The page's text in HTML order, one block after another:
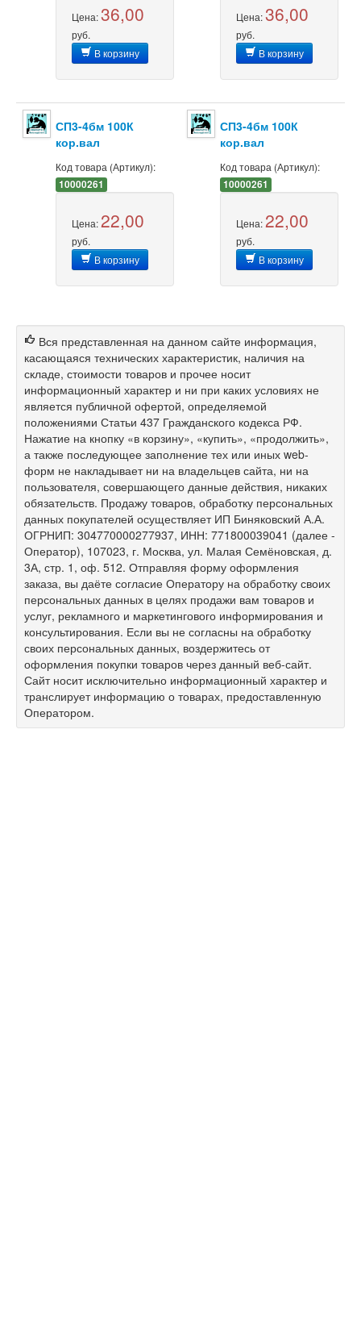
Цена:36,00
руб.
В корзину
Цена:36,00
руб.
В корзину
СП3-4бм 100К
кор.вал
Код товара (Артикул):
10000261
Цена: 22,00
руб.
В корзину
СП3-4бм 100К
кор.вал
Код товара (Артикул):
10000261
Цена: 22,00
руб.
В корзину
Вся представленная на данном сайте информация,
касающаяся технических характеристик, наличия на
складе, стоимости товаров и прочее носит
информационный характер и ни при каких условиях не
является публичной офертой, определяемой
положениями Статьи 437 Гражданского кодекса РФ.
Нажатие на кнопку «в корзину», «купить», «продолжить»,
а также последующее заполнение тех или иных web-
форм не накладывает ни на владельцев сайта, ни на
пользователя, совершающего данные действия, никаких
обязательств. Продажу товаров, обработку персональных
данных покупателей осуществляет ИП Биняковский А.А.
ОГРНИП: 304770000277937, ИНН: 771800039041 (далее -
Оператор), 107023, г. Москва, ул. Малая Семёновская, д.
3А, стр. 1, оф. 512. Отправляя форму оформления
заказа, вы даёте согласие Оператору на обработку своих
персональных данных в целях продажи вам товаров и
услуг, рекламного и маркетингового информирования и
консультирования. Если вы не согласны на обработку
своих персональных данных, воздержитесь от
оформления покупки товаров через данный веб-сайт.
Сайт носит исключительно информационный характер и
транслирует информацию о товарах, предоставленную
Оператором.